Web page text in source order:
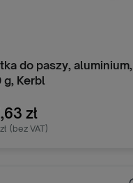
do paszy, aluminium,
g, Kerbl
zł
(bez VAT)